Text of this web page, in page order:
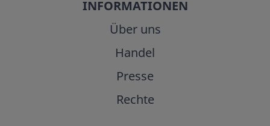
INFORMATIONEN
Über uns
Handel
Presse
Rechte